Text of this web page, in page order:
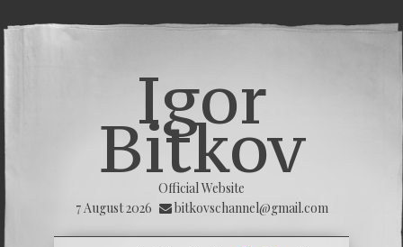
Igor
Bitkov
Official Website
7 August 2026
bitkovschannel@gmail.com